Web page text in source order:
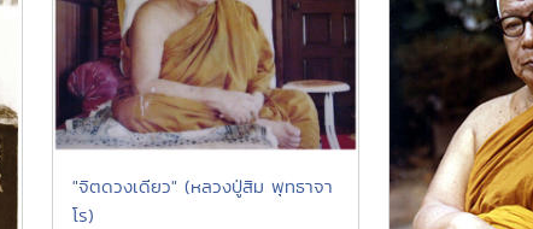
"จิตดวงเดียว" (หลวงปู่สิม พุทธาจา
โร)